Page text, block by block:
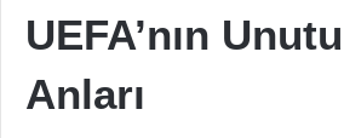
UEFA’nın
Anları